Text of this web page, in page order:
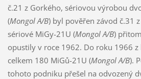
č.21 z Gorkého, sériovou výrobou
(Mongol A/B) byl pověřen závod č.31
sériové MiGy-21U (Mongol A/B)
opustily v roce 1962. Do roku 1966
celkem 180 MiGů-21U (Mongol A/B).
tohoto podniku přešel na odvozený